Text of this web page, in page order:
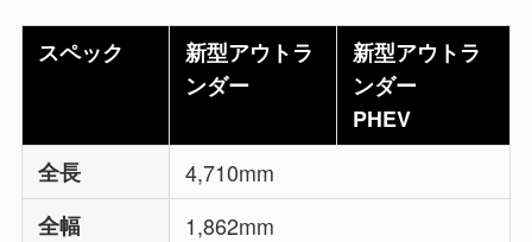
スペック
新型アウトラ
ンダー
新型アウトラ
ンダー
PHEV
全長
4,710mm
全幅
1,862mm